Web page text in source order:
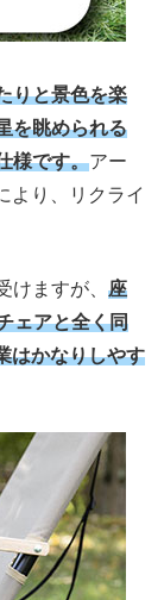
りと景色を楽
を眺められる
様です。アー
より、リクライ
けますが、 座
ェアと全く同
はかなりしやす